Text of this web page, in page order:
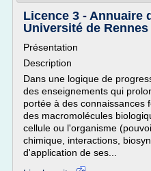
Licence 3 - Annuaire
Université de Rennes
Présentation
Description
Dans une logique de
des enseignements qui
portée à des connaissances
des macromolécules
cellule ou l'organisme
chimique, interactions,
d'application de ses...